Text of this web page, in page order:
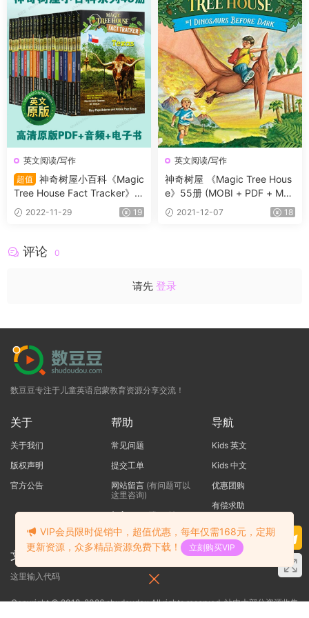
英文阅读/写作
超值
神奇树屋小百科《Magic
Tree House Fact Tracker》系
列全套资源 高清PDF+音频+电
子书
2022-11-29 19
英文阅读/写作
神奇树屋 《Magic Tree Hous
e》55册 (MOBI + PDF + MP
3) 2021-12-07 18
评论 0
请先 登录
数豆豆专注于儿童英语启蒙教育资源分享交流！
关于
关于我们
版权声明
官方公告
帮助
常见问题
提交工单
网站留言(有问题可以
这里咨询)
加入QQ一群（验证:
shudoudou）
导航
Kids 英文
Kids 中文
优惠团购
有偿求助
文本标题
这里输入代码
Copyright © 2018-2026 shudoudou All rights reserved. 站内大部分资源收集
VIP会员限时促销中，超值优惠，每年仅需168元，定期
更新资源，众多精品资源免费下载！
立刻购买VIP